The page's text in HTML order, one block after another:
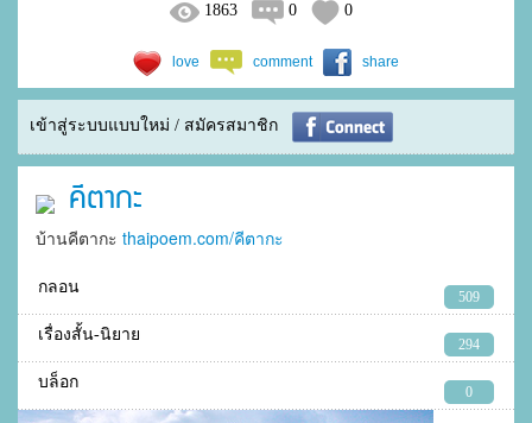
1863 0 0
love comment share
เข้าสู่ระบบแบบใหม่ / สมัครสมาชิก
คีตากะ
บ้านคีตากะ thaipoem.com/คีตากะ
กลอน
509
เรื่องสั้น-นิยาย
294
บล็อก
0